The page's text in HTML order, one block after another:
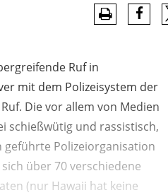
Ruf in
mit dem Polizeisystem der
Die vor allem von Medien
schießwütig und rassistisch,
geführte Polizeiorganisation
über 70 verschiedene
(nur Hawaii hat keine